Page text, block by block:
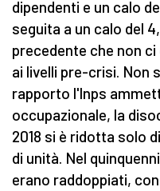
dipendenti e un calo
seguita a un calo del
precedente che non
ai livelli pre-crisi. Non
rapporto l'Inps
occupazionale, la
2018 si è ridotta solo
di unità. Nel
erano raddoppiati,